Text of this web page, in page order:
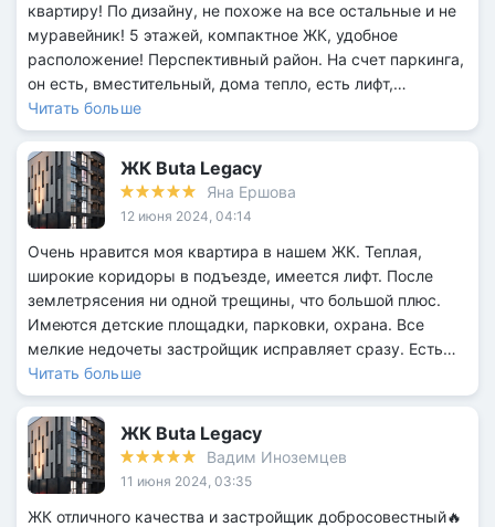
квартиру! По дизайну, не похоже на все остальные и не
муравейник! 5 этажей, компактное ЖК, удобное
расположение! Перспективный район. На счет паркинга,
он есть, вместительный, дома тепло, есть лифт,
единственная проблема, что долго проводят интернет. А
так, обычные проблемы, с которыми сталкиваются все
НОВОСТРОЙКИ. Застройщик устраняет все по мере
поступления замечаний. Так что советую к покупке, тем
более последнее землятресение вывело многих
застройщиков на чистую воду) По ЖК вроде трещин не
зафиксировано, на территории нет разломов. Думаю это
важные показатели при выборе квартиры для себя)
Читать больше
ЖК Buta Legacy
Яна Ершова
12 июня 2024, 04:14
Очень нравится моя квартира в нашем ЖК. Теплая,
широкие коридоры в подъезде, имеется лифт. После
землетрясения ни одной трещины, что большой плюс.
Имеются детские площадки, парковки, охрана. Все
мелкие недочеты застройщик исправляет сразу. Есть
мелкие недочеты, которые есть во всех новых жк.
Никто не идеален. Но свою квартиру очень люблю. На
счет отопления, стояло всю зиму на минимуме, а в
квартире жарко =)
Читать больше
ЖК Buta Legacy
Вадим Иноземцев
11 июня 2024, 03:35
ЖК отличного качества и застройщик добросовестный🔥